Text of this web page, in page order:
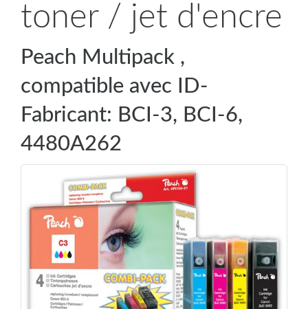
toner / jet d'encre
Peach Multipack ,
compatible avec ID-
Fabricant: BCI-3, BCI-6,
4480A262